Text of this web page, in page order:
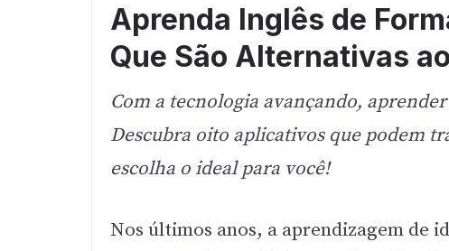
Aprenda Inglês de
Que São Alternativas
Com a tecnologia avançando,
Descubra oito aplicativos que podem
escolha o ideal para você!
Nos últimos anos, a aprendizagem de